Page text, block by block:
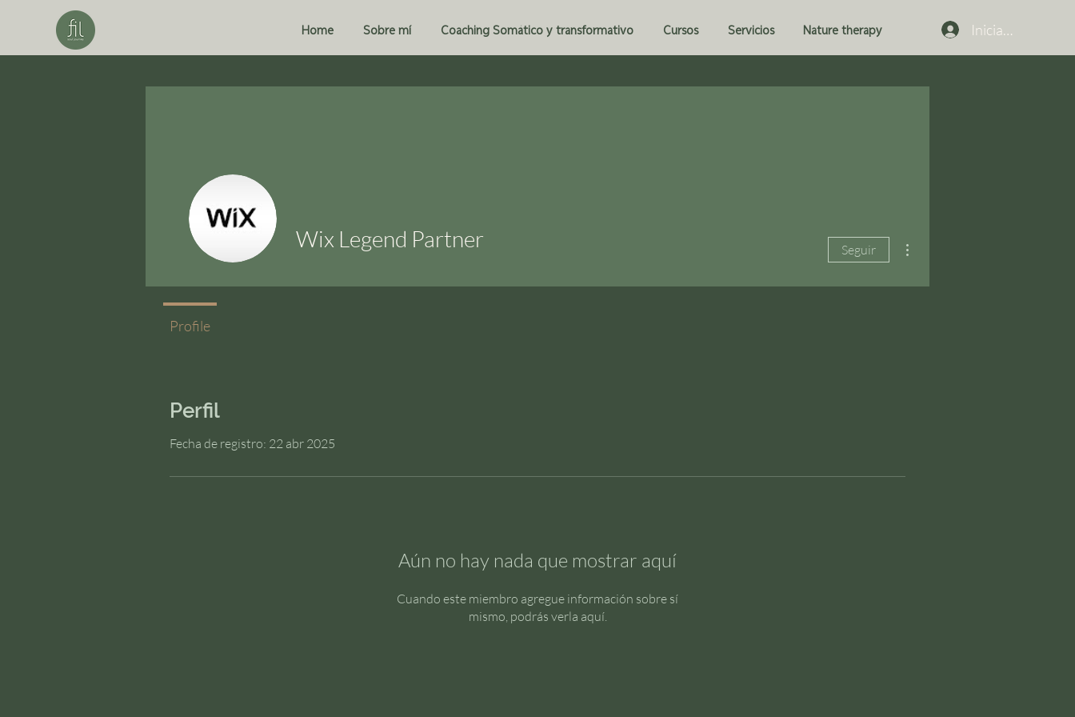
Home Sobre mí Coaching Somático y transformativo Cursos Servicios Nature therapy Iniciar sesión
Perfil
Fecha de registro: 22 abr 2025
Aún no hay nada que mostrar aquí
Cuando este miembro agregue información sobre sí
mismo, podrás verla aquí.
Wix Legend Partner Seguir
Profile